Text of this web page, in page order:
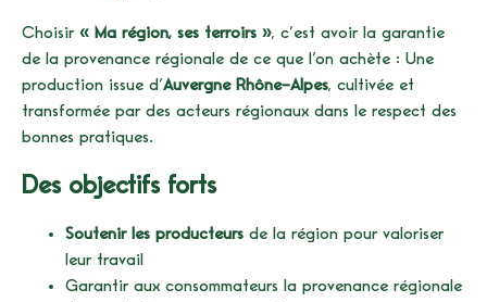
Choisir « Ma région, ses terroirs », c’est avoir la garantie
de la provenance régionale de ce que l’on achète : Une
production issue d’Auvergne Rhône-Alpes, cultivée et
transformée par des acteurs régionaux dans le respect des
bonnes pratiques.
Des objectifs forts
Soutenir les producteurs de la région pour valoriser
leur travail
Garantir aux consommateurs la provenance régionale